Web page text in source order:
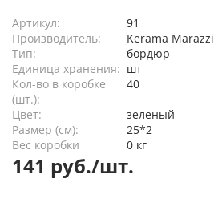
Артикул:
91
Производитель:
Kerama Marazzi
Тип:
бордюр
Единица хранения: шт
Кол-во в коробке
(шт.):
40
Цвет:
зеленый
Размер (см):
25*2
Вес коробки
0 кг
141 руб./шт.